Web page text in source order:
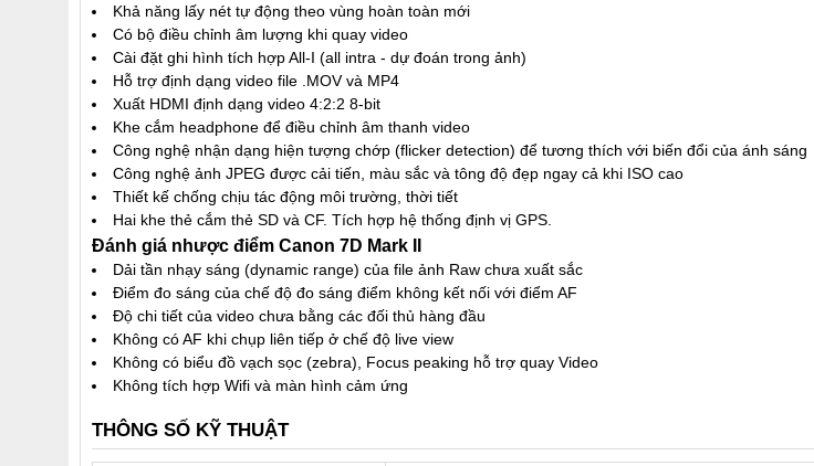
Khả năng lấy nét tự động theo vùng hoàn toàn mới
Có bộ điều chỉnh âm lượng khi quay video
Cài đặt ghi hình tích hợp All-I (all intra - dự đoán trong ảnh)
Hỗ trợ định dạng video file .MOV và MP4
Xuất HDMI định dạng video 4:2:2 8-bit
Khe cắm headphone để điều chỉnh âm thanh video
Công nghệ nhận dạng hiện tượng chớp (flicker detection) để tương thích với biến đổi của ánh sáng
Công nghệ ảnh JPEG được cải tiến, màu sắc và tông độ đẹp ngay cả khi ISO cao
Thiết kế chống chịu tác động môi trường, thời tiết
Hai khe thẻ cắm thẻ SD và CF. Tích hợp hệ thống định vị GPS.
Đánh giá nhược điểm Canon 7D Mark II
Dải tần nhạy sáng (dynamic range) của file ảnh Raw chưa xuất sắc
Điểm đo sáng của chế độ đo sáng điểm không kết nối với điểm AF
Độ chi tiết của video chưa bằng các đối thủ hàng đầu
Không có AF khi chụp liên tiếp ở chế độ live view
Không có biểu đồ vạch sọc (zebra), Focus peaking hỗ trợ quay Video
Không tích hợp Wifi và màn hình cảm ứng
THÔNG SỐ KỸ THUẬT